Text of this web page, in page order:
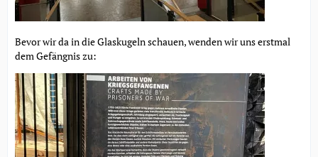
Bevor wir da in die Glaskugeln schauen, wenden wir uns erstmal
dem Gefängnis zu: